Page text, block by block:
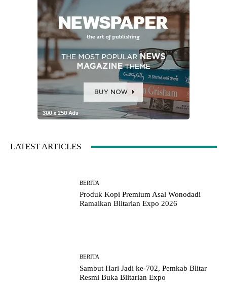
LATEST ARTICLES
BERITA
Produk Kopi Premium Asal Wonodadi
Ramaikan Blitarian Expo 2026
BERITA
Sambut Hari Jadi ke-702, Pemkab Blitar
Resmi Buka Blitarian Expo